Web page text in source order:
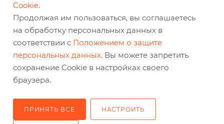
sale@belabraziv.ru
baz@belabraziv.ru
308009, Россия, г. Белгород,
ул. Михайловское шоссе, 2а
Cookie.
Продолжая им пользоваться, вы соглашаетесь
на обработку персональных данных в
соответствии с Положением о защите
персональных данных. Вы можете запретить
сохранение Cookie в настройках своего
браузера.
ПРИНЯТЬ ВСЕ НАСТРОИТЬ